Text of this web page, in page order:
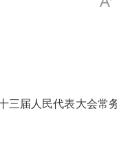
届人民代表大会常